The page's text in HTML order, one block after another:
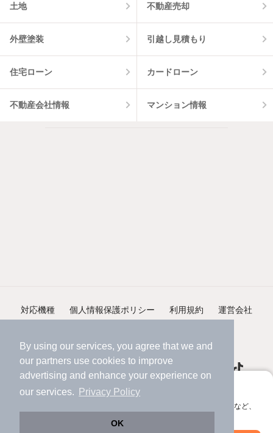
By using our services, you agree that we and
our partners use cookies to improve
advertising and enhance your experience on
our services.
Privacy Policy
OK
アプリに切り替えて、サクサクお部屋探し
会員登録なしですぐ使える。マップ検索やお気に入り保存など、
土地 不動産売却
外壁塗装 引越し見積もり
住宅ローン カードローン
不動産会社情報 マンション情報
対応機種 個人情報保護ポリシー 利用規約 運営会社
©NIFTY Lifestyle Co., Ltd.